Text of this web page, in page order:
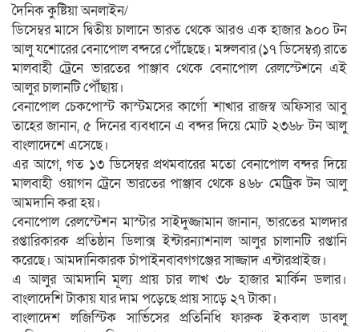
দৈনিক কুষ্টিয়া অনলাইন/
ডিসেম্বর মাসে দ্বিতীয় চালানে ভারত থেকে আরও এক হাজার ৯০০ টন
আলু যশোরের বেনাপোল বন্দরে পৌঁছেছে। মঙ্গলবার (১৭ ডিসেম্বর) রাতে
মালবাহী ট্রেনে ভারতের পাঞ্জাব থেকে বেনাপোল রেলস্টেশনে এই
আলুর চালানটি পৌঁছায়।
বেনাপোল চেকপোস্ট কাস্টমসের কার্গো শাখার রাজস্ব অফিসার আবু
তাহের জানান, ৫ দিনের ব্যবধানে এ বন্দর দিয়ে মোট ২৩৬৮ টন আলু
বাংলাদেশে এসেছে।
এর আগে, গত ১৩ ডিসেম্বর প্রথমবারের মতো বেনাপোল বন্দর দিয়ে
মালবাহী ওয়াগন ট্রেনে ভারতের পাঞ্জাব থেকে ৪৬৮ মেট্রিক টন আলু
আমদানি করা হয়।
বেনাপোল রেলস্টেশন মাস্টার সাইদুজ্জামান জানান, ভারতের মালদার
রপ্তারিকারক প্রতিষ্ঠান ডিলাক্স ইন্টারন্যাশনাল আলুর চালানটি রপ্তানি
করেছে। আমদানিকারক চাঁপাইনবাবগগঞ্জের সাজ্জাদ এন্টারপ্রাইজ।
এ আলুর আমদানি মূল্য প্রায় চার লাখ ৩৮ হাজার মার্কিন ডলার।
বাংলাদেশি টাকায় যার দাম পড়েছে প্রায় সাড়ে ২৭ টাকা।
বাংলাদেশ লজিস্টিক সার্ভিসের প্রতিনিধি ফারুক ইকবাল ডাবলু